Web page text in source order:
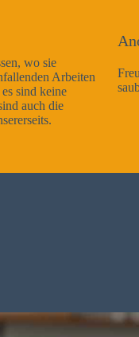
Freundliche Mitarbeiter,
sauber, Kann ich nur